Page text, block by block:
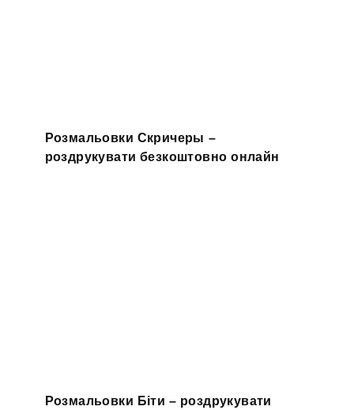
Розмальовки Скричеры –
роздрукувати безкоштовно онлайн
Розмальовки Біти – роздрукувати